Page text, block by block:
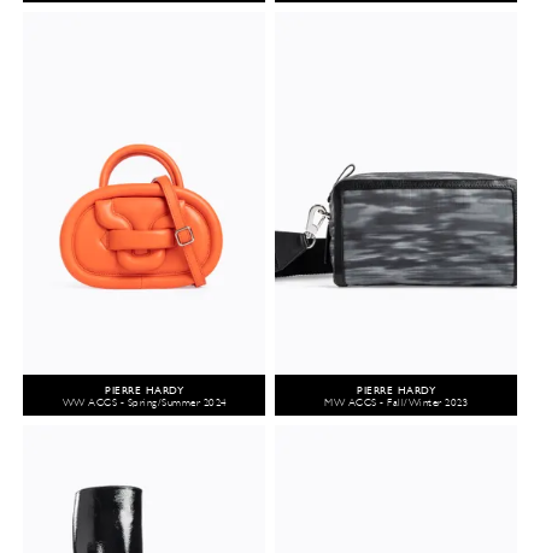
PIERRE HARDY
WW ACCS - Spring/Summer 2024
PIERRE HARDY
MW ACCS - Fall/Winter 2023